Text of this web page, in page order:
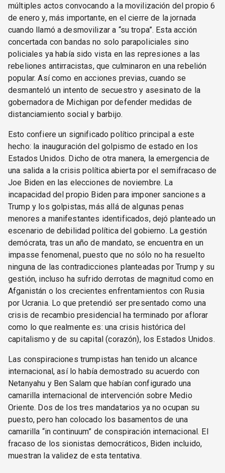
múltiples actos convocando a la movilización del propio 6
de enero y, más importante, en el cierre de la jornada
cuando llamó a desmovilizar a “su tropa”. Esta acción
concertada con bandas no solo parapoliciales sino
policiales ya había sido vista en las represiones a las
rebeliones antirracistas, que culminaron en una rebelión
popular. Así como en acciones previas, cuando se
desmanteló un intento de secuestro y asesinato de la
gobernadora de Michigan por defender medidas de
distanciamiento social y barbijo.
Esto confiere un significado político principal a este
hecho: la inauguración del golpismo de estado en los
Estados Unidos. Dicho de otra manera, la emergencia de
una salida a la crisis política abierta por el semifracaso de
Joe Biden en las elecciones de noviembre. La
incapacidad del propio Biden para imponer sanciones a
Trump y los golpistas, más allá de algunas penas
menores a manifestantes identificados, dejó planteado un
escenario de debilidad política del gobierno. La gestión
demócrata, tras un año de mandato, se encuentra en un
impasse fenomenal, puesto que no sólo no ha resuelto
ninguna de las contradicciones planteadas por Trump y su
gestión, incluso ha sufrido derrotas de magnitud como en
Afganistán o los crecientes enfrentamientos con Rusia
por Ucrania. Lo que pretendió ser presentado como una
crisis de recambio presidencial ha terminado por aflorar
como lo que realmente es: una crisis histórica del
capitalismo y de su capital (corazón), los Estados Unidos.
Las conspiraciones trumpistas han tenido un alcance
internacional, así lo había demostrado su acuerdo con
Netanyahu y Ben Salam que habían configurado una
camarilla internacional de intervención sobre Medio
Oriente. Dos de los tres mandatarios ya no ocupan su
puesto, pero han colocado los basamentos de una
camarilla “in continuum” de conspiración internacional. El
fracaso de los sionistas democráticos, Biden incluido,
muestran la validez de esta tentativa.